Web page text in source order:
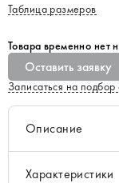
Таблица размеров
Товара временно нет
Оставить заявку
Записаться на подбор
Описание
Характеристики